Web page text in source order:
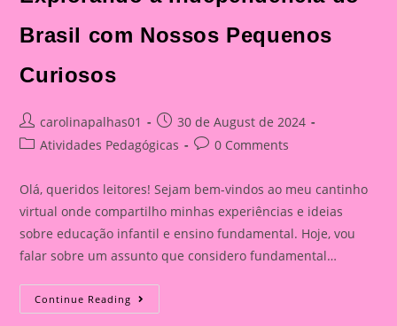
Brasil com Nossos Pequenos
Curiosos
Post
author:
carolinapalhas01
Post
published:
30 de August de 2024
PostAtividades Pedagógicas
Post0 Comments
Olá, queridos leitores! Sejam bem-vindos ao meu cantinho
virtual onde compartilho minhas experiências e ideias
sobre educação infantil e ensino fundamental. Hoje, vou
falar sobre um assunto que considero fundamental…
Continue Reading Explorando
A